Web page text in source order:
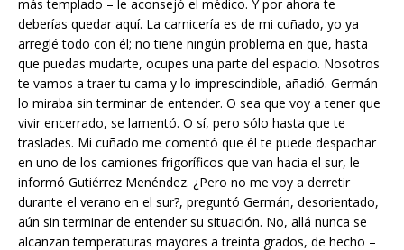
más templado – le aconsejó el médico. Y por ahora te
deberías quedar aquí. La carnicería es de mi cuñado, yo ya
arreglé todo con él; no tiene ningún problema en que, hasta
que puedas mudarte, ocupes una parte del espacio. Nosotros
te vamos a traer tu cama y lo imprescindible, añadió. Germán
lo miraba sin terminar de entender. O sea que voy a tener que
vivir encerrado, se lamentó. O sí, pero sólo hasta que te
traslades. Mi cuñado me comentó que él te puede despachar
en uno de los camiones frigoríficos que van hacia el sur, le
informó Gutiérrez Menéndez. ¿Pero no me voy a derretir
durante el verano en el sur?, preguntó Germán, desorientado,
aún sin terminar de entender su situación. No, allá nunca se
alcanzan temperaturas mayores a treinta grados, de hecho –